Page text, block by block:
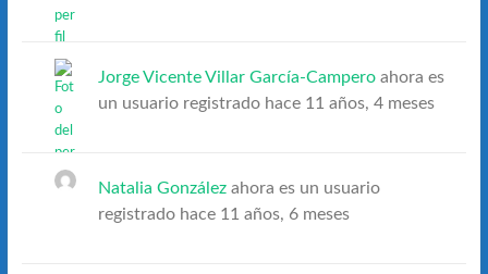
Jorge Vicente Villar García-Camperoahora es
un usuario registrado hace 11 años, 4 meses
Natalia Gonzálezahora es un usuario
registrado hace 11 años, 6 meses